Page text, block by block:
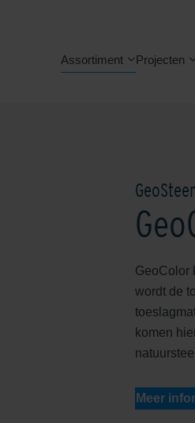
Assortiment Projecten
GeoColor
wordt de
komen
Meer